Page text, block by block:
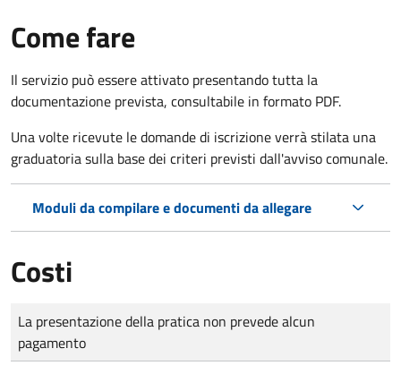
Come fare
Il servizio può essere attivato presentando tutta la
documentazione prevista, consultabile in formato PDF.
Una volte ricevute le domande di iscrizione verrà stilata una
graduatoria sulla base dei criteri previsti dall'avviso comunale.
Moduli da compilare e documenti da allegare
Costi
Tipo di pagamento
Importo
La presentazione della pratica non prevede alcun
pagamento